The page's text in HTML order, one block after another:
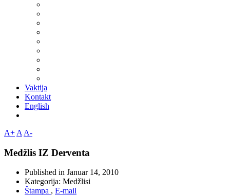
Vaktija
Kontakt
English
A+ A A-
Medžlis IZ Derventa
Published in Januar 14, 2010
Kategorija: Medžlisi
Štampa , E-mail